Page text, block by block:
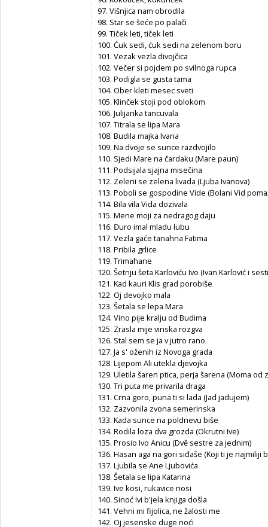
97. Višnjica nam obrodila
98. Star se šeće po palači
99. Tiček leti, tiček leti
100. Ćuk sedi, ćuk sedi na zelenom boru
101. Vezak vezla divojčica
102. Večer si pojdem po svilnoga rupca
103. Podigla se gusta tama
104. Ober kleti mesec sveti
105. Klinček stoji pod oblokom
106. Julijanka tancuvala
107. Titrala se lipa Mara
108. Budila majka Ivana
109. Na dvoje se sunce razdvojilo
110. Sjedi Mare na čardaku (Mare paun)
111. Podsijala sjajna misečina
112. Zeleni se zelena livada (Ljuba Ivanova)
113. Poboli se gospodine Vide (Bolani Vid
114. Bila vila Vida dozivala
115. Mene moji za nedragog daju
116. Đuro imal mladu lubu
117. Vezla gaće tanahna Fatima
118. Pribila grlice
119. Trimahane
120. Šetnju šeta Karloviću Ivo (Ivan Karlović i
121. Kad kauri Klis grad porobiše
122. Oj devojko mala
123. Šetala se lepa Mara
124. Vino pije kralju od Budima
125. Zrasla mije vinska rozgva
126. Stal sem se ja v jutro rano
127. Ja s' oženih iz Novoga grada
128. Lijepom Ali utekla djevojka
129. Uletila šaren ptica, perja šarena (Moma od
130. Tri puta me privarila draga
131. Crna goro, puna ti si lada (Jad jadujem)
132. Zazvonila zvona semerinska
133. Kada sunce na poldnevu biše
134. Rodila loza dva grozda (Okrutni Ive)
135. Prosio Ivo Anicu (Dvě sestre za jednim)
136. Hasan aga na gori siđaše (Koji ti je najmiliji
137. Ljubila se Ane Ljubovića
138. Šetala se lipa Katarina
139. Ive kosi, rukavice nosi
140. Sinoć Ivi b'jela knjiga došla
141. Vehni mi fijolica, ne žalosti me
142. Oj jesenske duge noći